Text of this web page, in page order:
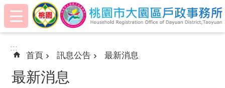
跳到主要內容區塊
:::
:::
首頁 訊息公告 最新消息
最新消息